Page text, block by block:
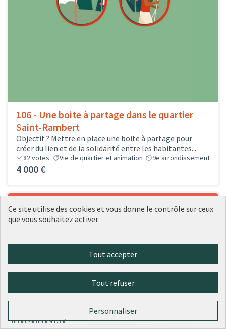
106 - Une boite à partage dans le quartier
Saint-Rambert
Objectif ? Mettre en place une boite à partage pour
créer du lien et de la solidarité entre les habitantes...
82votes Vie de quartier et animation 9e arrondissement
4 000 €
Ce site utilise des cookies et vous donne le contrôle sur ceux
que vous souhaitez activer
Tout accepter
Tout refuser
Personnaliser
Politique de confidentialité